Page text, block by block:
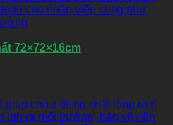
72×72×16cm